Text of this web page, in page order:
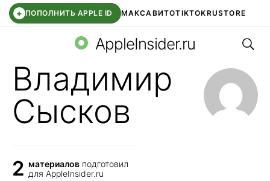
+ ПОПОЛНИТЬ APPLE ID МАКСАВИТОTIKTOKRUSTORE
WB КЛУБIOS 26.6 DDE STORE
AppleInsider.ru
Владимир
Сысков
2 материалов подготовил
для AppleInsider.ru